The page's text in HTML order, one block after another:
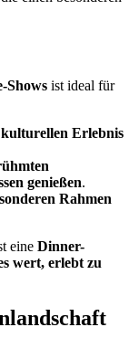
Shows ist ideal für
kulturellen Erlebnis
genießen.
Rahmen
eine Dinner-
wert, erlebt zu